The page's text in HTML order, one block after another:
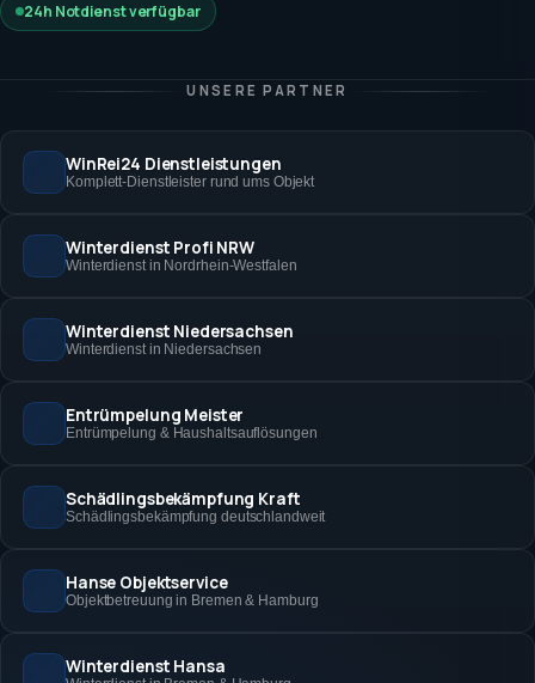
24h Notdienst verfügbar
UNSERE PARTNER
WinRei24 Dienstleistungen
Komplett-Dienstleister rund ums Objekt
Winterdienst Profi NRW
Winterdienst in Nordrhein-Westfalen
Winterdienst Niedersachsen
Winterdienst in Niedersachsen
Entrümpelung Meister
Entrümpelung & Haushaltsauflösungen
Schädlingsbekämpfung Kraft
Schädlingsbekämpfung deutschlandweit
Hanse Objektservice
Objektbetreuung in Bremen & Hamburg
Winterdienst Hansa